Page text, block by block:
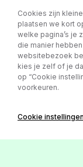
Privacybeleid
Cookies zijn
plaatsen we kort
welke pagina’s je
die manier
websitebezoek
kies je zelf of je
op “Cookie
voorkeuren.
Cookie instellingen